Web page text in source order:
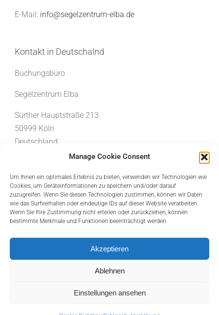
Manage Cookie Consent
Um Ihnen ein optimales Erlebnis zu bieten, verwenden wir Technologien wie
Cookies, um Geräteinformationen zu speichern und/oder darauf
zuzugreifen. Wenn Sie diesen Technologien zustimmen, können wir Daten
wie das Surfverhalten oder eindeutige IDs auf dieser Website verarbeiten.
Wenn Sie Ihre Zustimmung nicht erteilen oder zurückziehen, können
bestimmte Merkmale und Funktionen beeinträchtigt werden.
Akzeptieren
Ablehnen
Einstellungen ansehen
E-Mail: info@segelzentrum-elba.de
Kontakt in Deutschalnd
Buchungsbüro
Segelzentrum Elba
Sürther Hauptstraße 213
50999 Köln
Deutschland
Telefon: 0049 (0)2236 65505
E-Mail:info@segelzentrum-elba.de
www.segelferien.de